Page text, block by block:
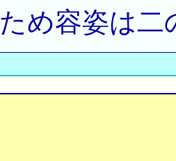
め容姿は二